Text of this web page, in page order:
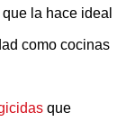
la hace ideal
como cocinas
que